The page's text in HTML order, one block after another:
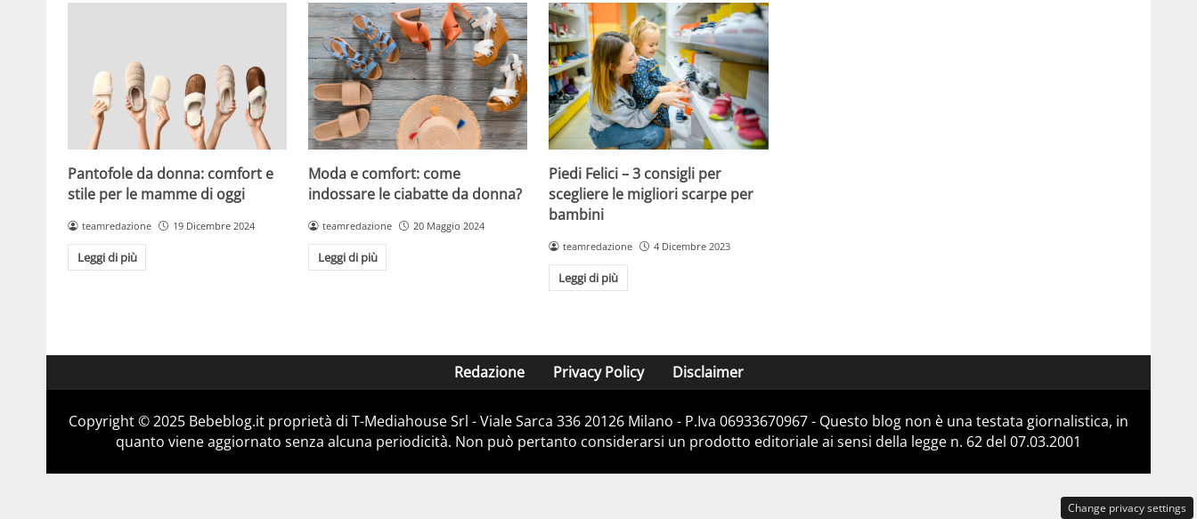
Pantofole da donna: comfort e
stile per le mamme di oggi
teamredazione 19 Dicembre 2024
Leggi di più
Moda e comfort: come
indossare le ciabatte da donna?
teamredazione 20 Maggio 2024
Leggi di più
Piedi Felici – 3 consigli per
scegliere le migliori scarpe per
bambini
teamredazione 4 Dicembre 2023
Leggi di più
Redazione Privacy Policy Disclaimer
Copyright © 2025 Bebeblog.it proprietà di T-Mediahouse Srl - Viale Sarca 336 20126 Milano - P.Iva 06933670967 - Questo blog non è una testata giornalistica, in
quanto viene aggiornato senza alcuna periodicità. Non può pertanto considerarsi un prodotto editoriale ai sensi della legge n. 62 del 07.03.2001
Change privacy settings